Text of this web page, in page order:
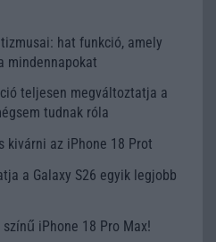
hat funkció, amely
mindennapokat
teljesen megváltoztatja a
tudnak róla
kivárni az iPhone 18 Prot
a Galaxy S26 egyik legjobb
iPhone 18 Pro Max!